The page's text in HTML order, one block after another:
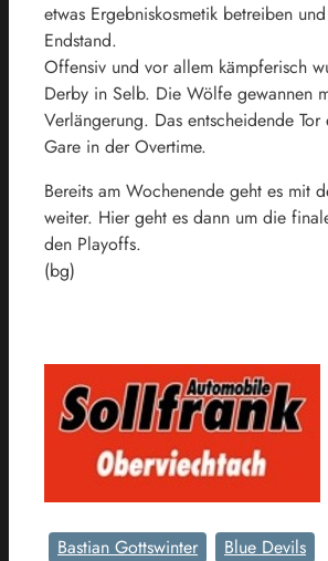
etwas Ergebniskosmetik betreiben
Endstand.
Offensiv und vor allem kämpferisch
Derby in Selb. Die Wölfe gewannen
Verlängerung. Das entscheidende
Gare in der Overtime.
Bereits am Wochenende geht es mit
weiter. Hier geht es dann um die
den Playoffs.
(bg)
Bastian Gottswinter
Blue Devils